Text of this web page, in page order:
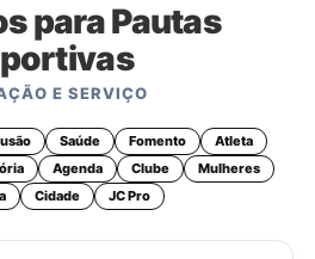
para Pautas
E SERVIÇO
Saúde Fomento
Atleta
Agenda Clube
Mulheres
Cidade JC Pro